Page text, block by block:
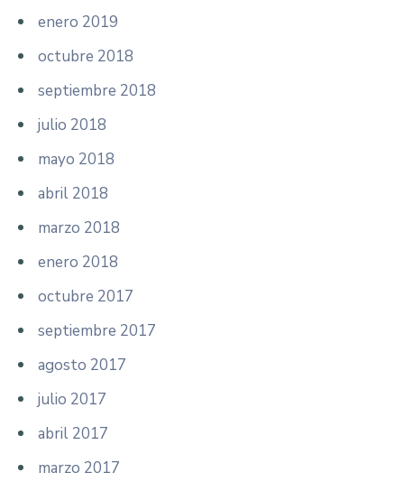
enero 2019
octubre 2018
septiembre 2018
julio 2018
mayo 2018
abril 2018
marzo 2018
enero 2018
octubre 2017
septiembre 2017
agosto 2017
julio 2017
abril 2017
marzo 2017